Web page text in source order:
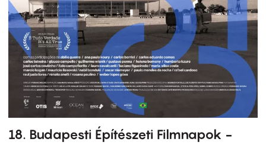
18. Budapesti Építészeti Filmnapok -